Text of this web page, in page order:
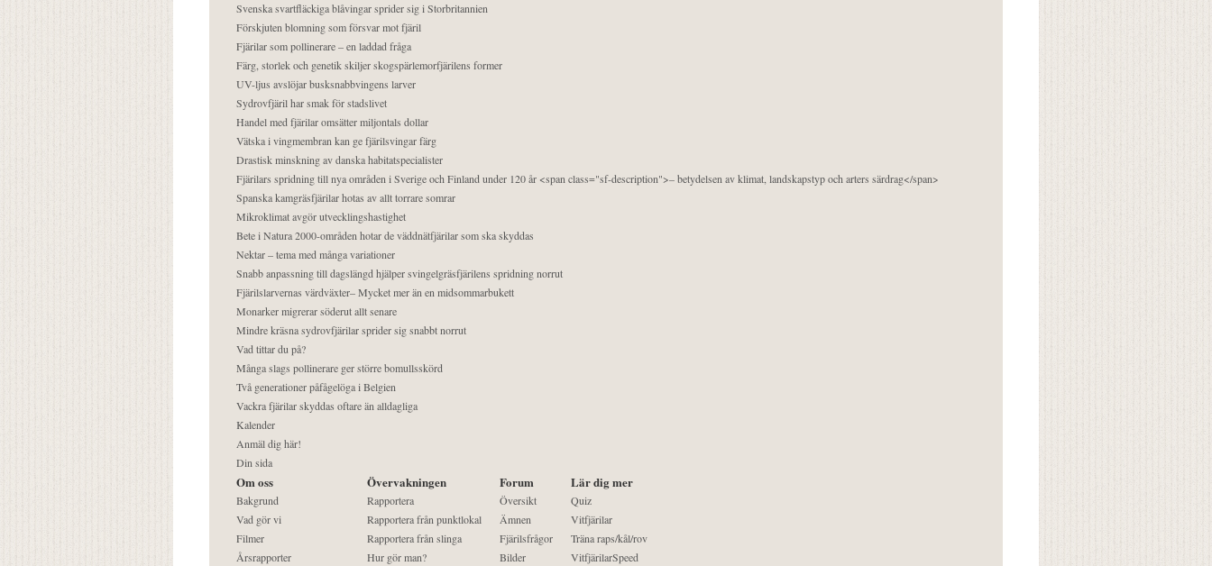
Svenska svartfläckiga blåvingar sprider sig i Storbritannien
Förskjuten blomning som försvar mot fjäril
Fjärilar som pollinerare – en laddad fråga
Färg, storlek och genetik skiljer skogspärlemorfjärilens former
UV-ljus avslöjar busksnabbvingens larver
Sydrovfjäril har smak för stadslivet
Handel med fjärilar omsätter miljontals dollar
Vätska i vingmembran kan ge fjärilsvingar färg
Drastisk minskning av danska habitatspecialister
Fjärilars spridning till nya områden i Sverige och Finland under 120 år <span class="sf-description">– betydelsen av klimat, landskapstyp och arters särdrag</span>
Spanska kamgräsfjärilar hotas av allt torrare somrar
Mikroklimat avgör utvecklingshastighet
Bete i Natura 2000-områden hotar de väddnätfjärilar som ska skyddas
Nektar – tema med många variationer
Snabb anpassning till dagslängd hjälper svingelgräsfjärilens spridning norrut
Fjärilslarvernas värdväxter– Mycket mer än en midsommarbukett
Monarker migrerar söderut allt senare
Mindre kräsna sydrovfjärilar sprider sig snabbt norrut
Vad tittar du på?
Många slags pollinerare ger större bomullsskörd
Två generationer påfågelöga i Belgien
Vackra fjärilar skyddas oftare än alldagliga
Kalender
Anmäl dig här!
Din sida
Om oss
Bakgrund
Vad gör vi
Filmer
Årsrapporter
Övervakningen
Rapportera
Rapportera från punktlokal
Rapportera från slinga
Hur gör man?
Forum
Översikt
Ämnen
Fjärilsfrågor
Bilder
Lär dig mer
Quiz
Vitfjärilar
Träna raps/kål/rov
VitfjärilarSpeed